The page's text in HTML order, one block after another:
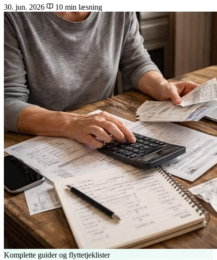
30. jun. 2026
10 min læsning
Komplette guider og flyttetjeklister